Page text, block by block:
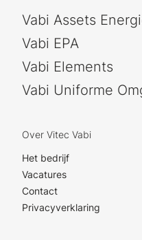
Vabi Assets
Vabi EPA
Vabi Elements
Vabi Uniforme
Over Vitec Vabi
Het bedrijf
Vacatures
Contact
Privacyverklaring